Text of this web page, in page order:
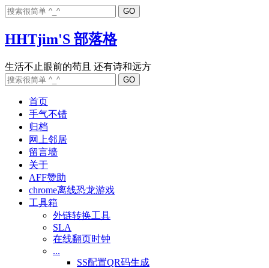
HHTjim'S 部落格
首页
手气不错
归档
网上邻居
留言墙
关于
AFF赞助
chrome离线恐龙游戏
工具箱
外链转换工具
SLA
在线翻页时钟
...
SS配置QR码生成